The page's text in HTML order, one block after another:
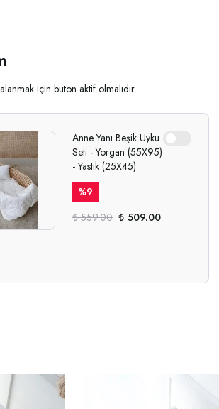
için buton aktif olmalıdır.
Anne Yanı Beşik Uyku
Seti - Yorgan (55X95)
- Yastık (25X45)
%9
₺ 559.00 ₺ 509.00